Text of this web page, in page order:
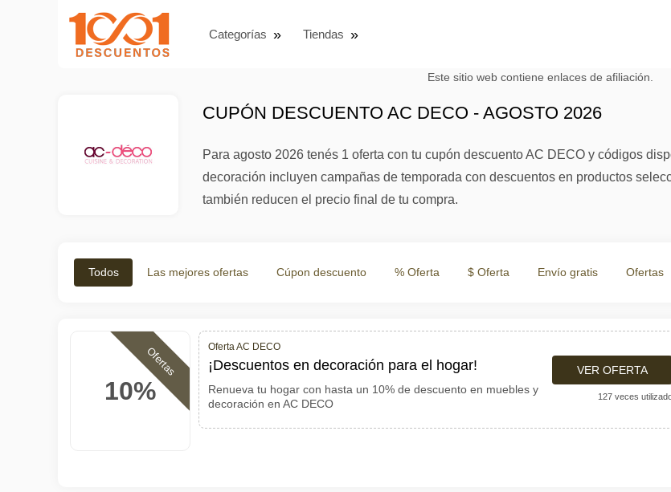
Categorías Tiendas
Este sitio web contiene enlaces de afiliación.
CUPÓN DESCUENTO AC DECO - AGOSTO 2026
Para agosto 2026 tenés 1 oferta con tu cupón descuento AC DECO y códigos
decoración incluyen campañas de temporada con descuentos en productos
también reducen el precio final de tu compra.
Todos Las mejores ofertas Cúpon descuento % Oferta $ Oferta Envío gratis Ofertas
10%
Ofertas Oferta AC DECO
¡Descuentos en decoración para el hogar!
Renueva tu hogar con hasta un 10% de descuento en muebles y
decoración en AC DECO
VER OFERTA
127 veces